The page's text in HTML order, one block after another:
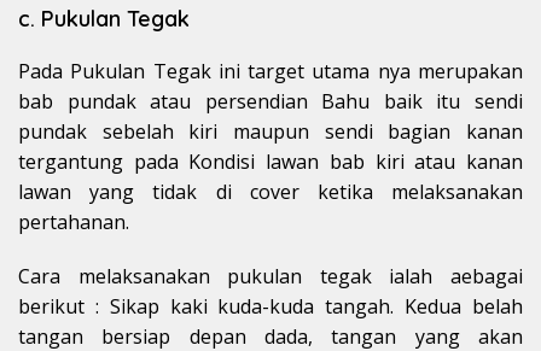
c. Pukulan Tegak
Pada Pukulan Tegak ini target utama nya merupakan
bab pundak atau persendian Bahu baik itu sendi
pundak sebelah kiri maupun sendi bagian kanan
tergantung pada Kondisi lawan bab kiri atau kanan
lawan yang tidak di cover ketika melaksanakan
pertahanan.
Cara melaksanakan pukulan tegak ialah aebagai
berikut : Sikap kaki kuda-kuda tangah. Kedua belah
tangan bersiap depan dada, tangan yang akan